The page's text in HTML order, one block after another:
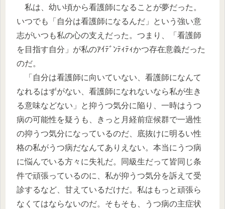
私は、幼い頃から看護師になることが夢だった。
いつでも「自分は看護師になるんだ」という強い意
志がいつも私の心の支えだった。つまり、「看護師
を目指す自分」が私のｱｲﾃﾞﾝﾃｨﾃｨかつ存在意義だった
のだ。
「自分は看護師に向いていない、看護師になんて
なれるはずがない、看護師になれないなら私が生き
る意味などない」と抑うつ気分に陥り、一時はうつ
病の可能性を疑うも、きっと月経前症候群で一過性
の抑うつ気分になっているのだ、底抜けに明るい性
格の私がうつ病だなんてありえない。本当にうつ病
に悩んでいる方々に失礼だ。同級生だって皆同じ条
件で頑張っているのに、私が抑うつ気分を訴えて受
診するなど、甘えているだけだ。私はもっと頑張ら
なくてはならないのだ。そもそも、うつ病の主症状